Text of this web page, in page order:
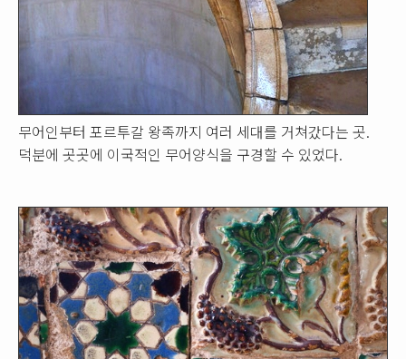
무어인부터 포르투갈 왕족까지 여러 세대를 거쳐갔다는 곳.
덕분에 곳곳에 이국적인 무어양식을 구경할 수 있었다.